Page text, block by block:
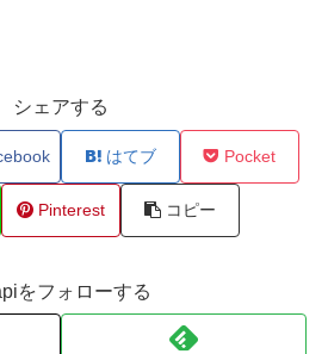
シェアする
はてブ Pocket
Pinterest コピー
をフォローする